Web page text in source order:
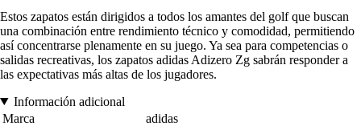
Estos zapatos están dirigidos a todos los amantes del golf que buscan
una combinación entre rendimiento técnico y comodidad, permitiendo
así concentrarse plenamente en su juego. Ya sea para competencias o
salidas recreativas, los zapatos adidas Adizero Zg sabrán responder a
las expectativas más altas de los jugadores.
Información adicional
Marca
adidas